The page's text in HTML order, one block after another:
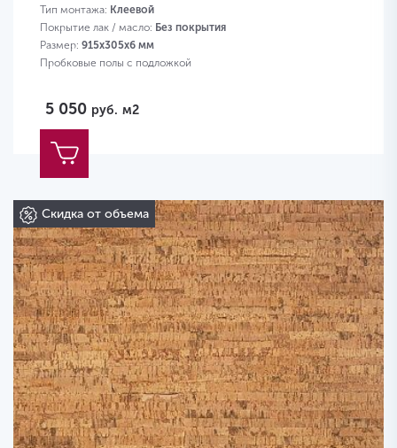
Тип монтажа: Клеевой
Покрытие лак / масло: Без покрытия
Размер: 915х305х6 мм
Пробковые полы с подложкой
5 050 руб. м2
Скидка от объема